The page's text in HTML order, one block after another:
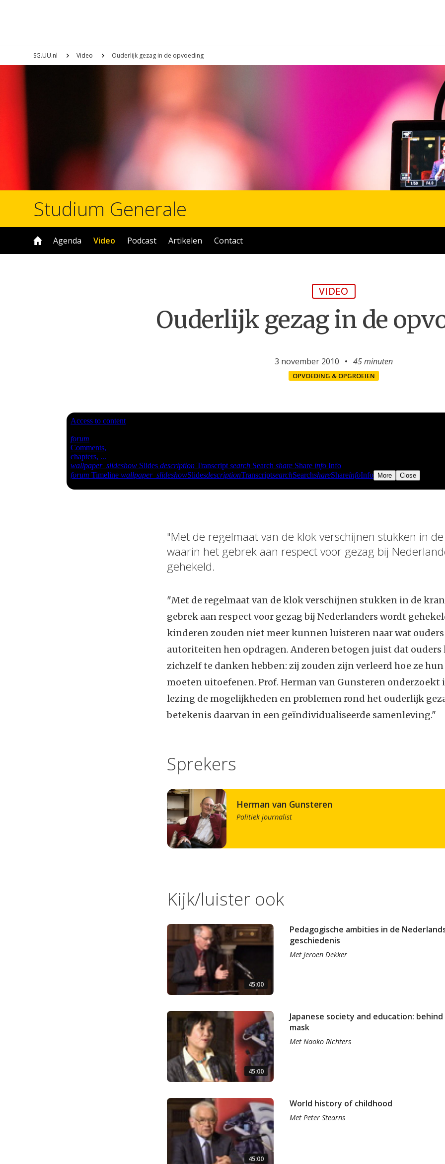
SG.UU.nl Video Ouderlijk gezag in de opvoeding
Studium Generale
Agenda Video Podcast Artikelen Contact
VIDEO
Ouderlijk gezag in de
3 november 2010 45 minuten
OPVOEDING & OPGROEIEN
"Met de regelmaat van de klok verschijnen stukken in
waarin het gebrek aan respect voor gezag bij
gehekeld.
"Met de regelmaat van de klok verschijnen stukken in de
gebrek aan respect voor gezag bij Nederlanders wordt
kinderen zouden niet meer kunnen luisteren naar wat ouders
autoriteiten hen opdragen. Anderen betogen juist dat ouders
zichzelf te danken hebben: zij zouden zijn verleerd hoe ze hun
moeten uitoefenen. Prof. Herman van Gunsteren onderzoekt
lezing de mogelijkheden en problemen rond het ouderlijk
betekenis daarvan in een geïndividualiseerde samenleving."
Sprekers
Herman van Gunsteren
Politiek journalist
Kijk/luister ook
45:00
Pedagogische ambities in de
geschiedenis
Met Jeroen Dekker
45:00
Japanese society and education:
mask
Met Naoko Richters
45:00
World history of childhood
Met Peter Stearns